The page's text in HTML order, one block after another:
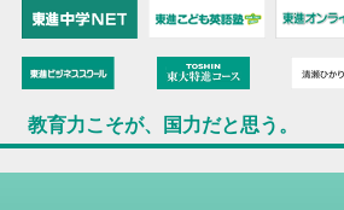
教育力こそが、国力だと思う。